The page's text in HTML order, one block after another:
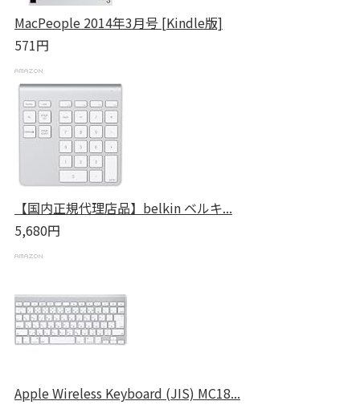
MacPeople 2014年3月号 [Kindle版]
571円
【国内正規代理店品】belkin ベルキ...
5,680円
Apple Wireless Keyboard (JIS) MC18...